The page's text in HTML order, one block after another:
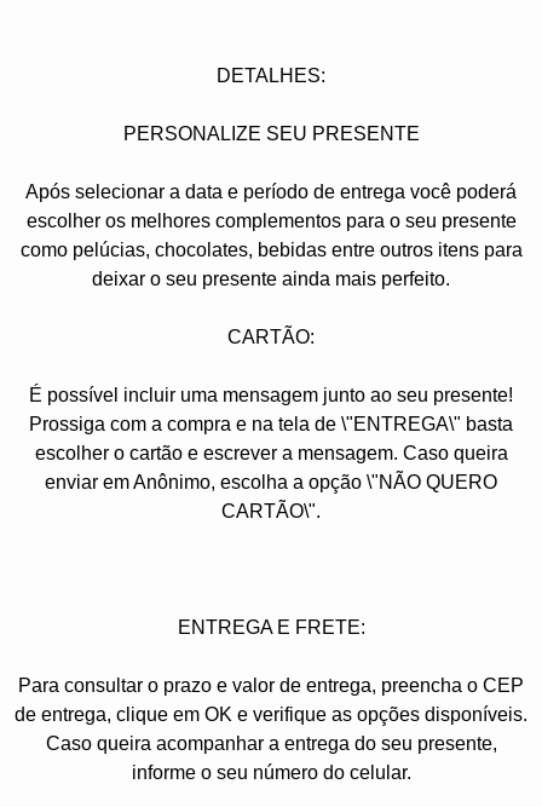
DETALHES:
PERSONALIZE SEU PRESENTE
Após selecionar a data e período de entrega você poder
escolher os melhores complementos para o seu presente
como pelúcias, chocolates, bebidas entre outros itens para
deixar o seu presente ainda mais perfeito.
CARTÃO:
É possível incluir uma mensagem junto ao seu presente!
Prossiga com a compra e na tela de \"ENTREGA\" basta
escolher o cartão e escrever a mensagem. Caso queira
enviar em Anônimo, escolha a opção \"NÃO QUERO
CARTÃO\".
ENTREGA E FRETE:
Para consultar o prazo e valor de entrega, preencha o CEP
de entrega, clique em OK e verifique as opções disponíveis.
Caso queira acompanhar a entrega do seu presente,
informe o seu número do celular.